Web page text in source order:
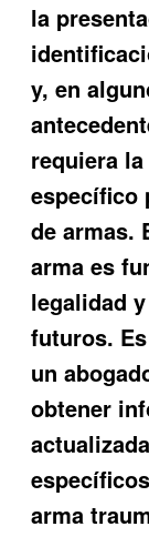
la
y, en
requiera
específico
de armas.
arma es
legalidad
futuros.
un
obtener
arma